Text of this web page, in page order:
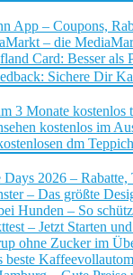
App – Coupons,
– die
Card: Besser als
Sichere Dir
3 Monate kostenlos
kostenlos im
dm
Days 2026 –
– Das größte
Hunden – So
– Jetzt Starten
ohne Zucker im
beste